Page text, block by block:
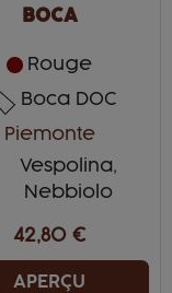
BOCA
Rouge
Boca DOC
Piemonte
Vespolina,
Nebbiolo
42,80 €
APERÇU